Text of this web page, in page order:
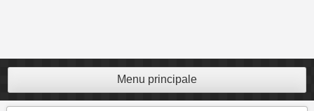
Menu principale